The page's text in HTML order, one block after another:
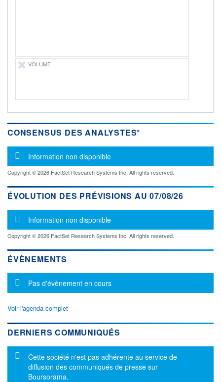
Boursobank
VOLUME
CONSENSUS DES ANALYSTES*
Message d'information
Information non disponible
Copyright © 2026 FactSet Research Systems Inc. All rights reserved.
ÉVOLUTION DES PRÉVISIONS AU 07/08/26
Message d'information
Information non disponible
Copyright © 2026 FactSet Research Systems Inc. All rights reserved.
ÉVÈNEMENTS
Message d'information
Pas d'évènement en cours
Voir l'agenda complet
DERNIERS COMMUNIQUÉS
Message d'information
Cette société n'est pas adhérente au service de
diffusion des communiqués de presse sur
Boursorama.